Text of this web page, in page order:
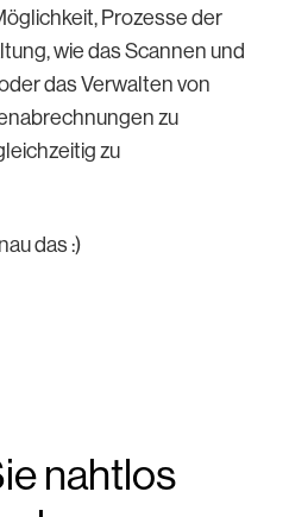
Prozesse der
wie das Scannen und
das Verwalten von
zu
zu
das :)
nahtlos